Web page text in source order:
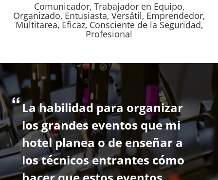
Comunicador, Trabajador en Equipo,
Organizado, Entusiasta, Versátil, Emprendedor,
Multitarea, Eficaz, Consciente de la Seguridad,
Profesional
La habilidad para organizar
los grandes eventos que mi
hotel planea o de enseñar a
los técnicos entrantes cómo